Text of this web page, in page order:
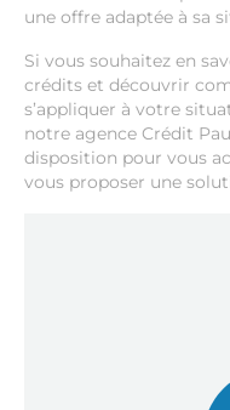
une offre adaptée à sa
Si vous souhaitez en
crédits et découvrir
s’appliquer à votre
notre agence Crédit
disposition pour vous
vous proposer une